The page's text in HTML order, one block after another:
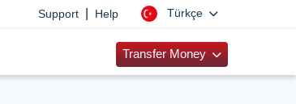
Support Help Türkçe
Transfer Money